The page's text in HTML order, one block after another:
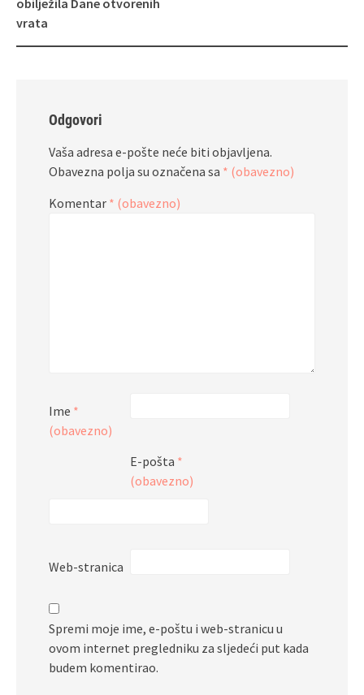
obilježila Dane otvorenih
vrata
Odgovori
Vaša adresa e-pošte neće biti objavljena.
Obavezna polja su označena sa * (obavezno)
Komentar * (obavezno)
Ime *
(obavezno)
E-pošta *
(obavezno)
Web-stranica
Spremi moje ime, e-poštu i web-stranicu u
ovom internet pregledniku za sljedeći put kada
budem komentirao.